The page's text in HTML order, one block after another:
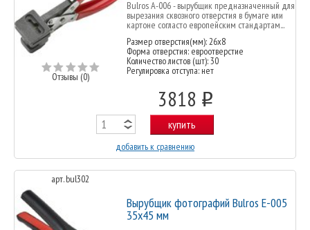
Отзывы (0)
Bulros A-006 - вырубщик предназначенный для
вырезания сквозного отверстия в бумаге или
картоне согласто европейским стандартам...
Размер отверстия(мм): 26х8
Форма отверстия: евроотверстие
Количество листов (шт): 30
Регулировка отступа: нет
3818 o
купить
добавить к сравнению
арт. bul302
Вырубщик фотографий Bulros Е-005
35x45 мм